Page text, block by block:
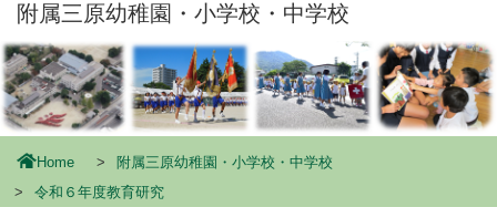
動
附属三原幼稚園・小学校・中学校
Home
附属三原幼稚園・小学校・中学校
令和６年度教育研究